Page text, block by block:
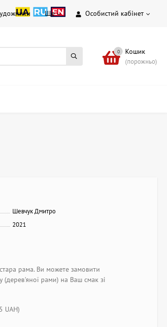
Особистий кабінет
Ще
0 Кошик
(порожньо)
Шевчук Дмитро
2021
рама. Ви можете замовити
(дерев'яної рами) на Ваш смак зі
UAH)